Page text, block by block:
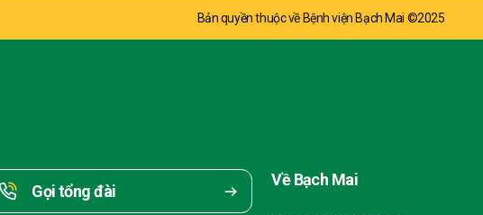
Bản quyền thuộc về Bệnh viện Bạch Mai ©2025
Gọi tổng đài
Về Bạch Mai